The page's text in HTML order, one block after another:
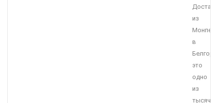
из
в
это
одно
из
тысячи